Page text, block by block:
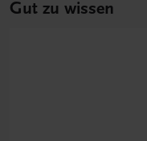
Gut zu wissen